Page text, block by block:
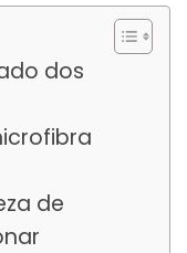
dos
de